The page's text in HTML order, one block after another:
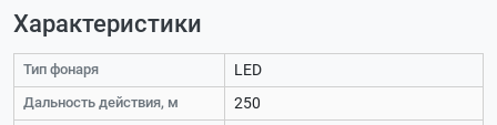
Характеристики
Тип фонаря LED
Дaльнocть дeйcтвия, м 250